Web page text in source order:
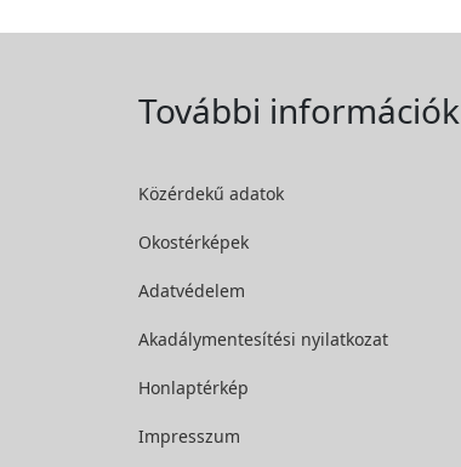
További információk
Közérdekű adatok
Okostérképek
Adatvédelem
Akadálymentesítési nyilatkozat
Honlaptérkép
Impresszum